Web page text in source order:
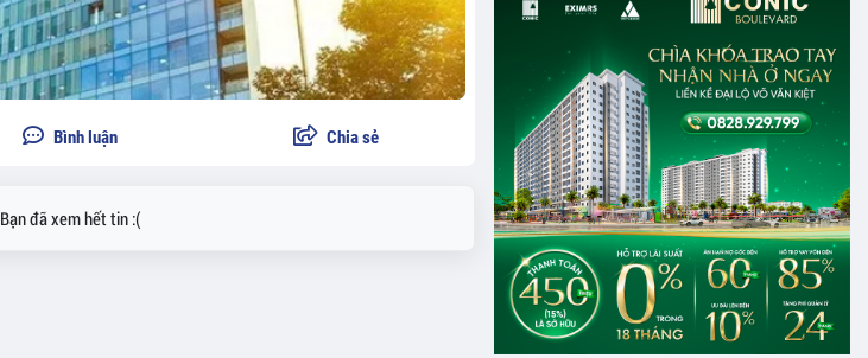
Bình luận Chia sẻ
Bạn đã xem hết tin :(